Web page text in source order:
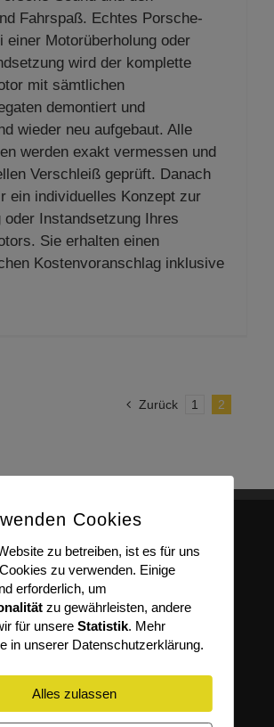
Fahrspaß. Echtes Porsche-
einer Motorüberholung oder
wird der komplette
mit sämtlichen
demontiert und
wieder neu aufgebaut. Alle
werden exakt vermessen und
Verschleiß geprüft. Danach
ein individuelles Konzept zur
oder Instandsetzung Ihres
Sie erhalten einen
Kostenvoranschlag inklusive
Zurück 1 2
FÜR PORSCHE
ist Ihr deutschlandweiter
um professionelle
für Ihren Porsche geht.
Cookies
zu betreiben, ist es für uns
zu verwenden. Einige
erforderlich, um
zu gewährleisten, andere
für unsere Statistik. Mehr
in unserer Datenschutzerklärung.
Alles zulassen